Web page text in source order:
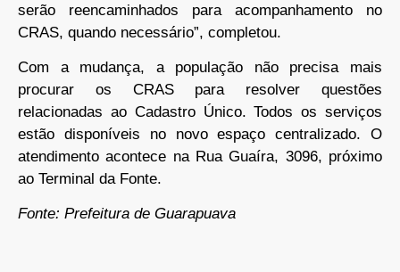
serão reencaminhados para acompanhamento no
CRAS, quando necessário”, completou.
Com a mudança, a população não precisa mais
procurar os CRAS para resolver questões
relacionadas ao Cadastro Único. Todos os serviços
estão disponíveis no novo espaço centralizado. O
atendimento acontece na Rua Guaíra, 3096, próximo
ao Terminal da Fonte.
Fonte: Prefeitura de Guarapuava